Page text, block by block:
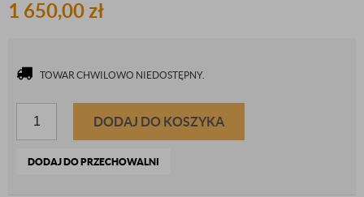
1 650,00zł
TOWAR CHWILOWO NIEDOSTĘPNY.
DODAJ DO KOSZYKA
DODAJ DO PRZECHOWALNI